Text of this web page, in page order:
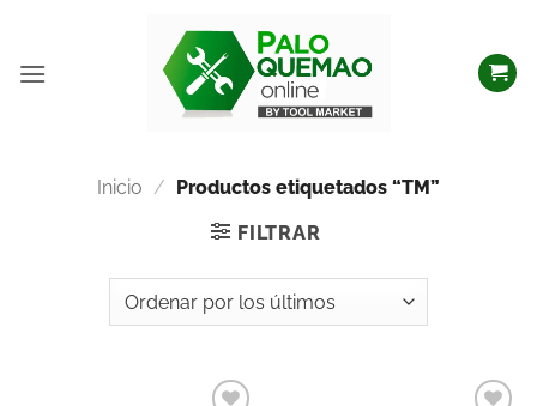
Inicio / Productos etiquetados “TM”
FILTRAR